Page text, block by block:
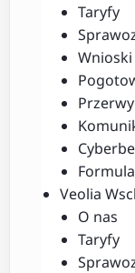
Taryfy
Wnioski
Veolia
O nas
Taryfy